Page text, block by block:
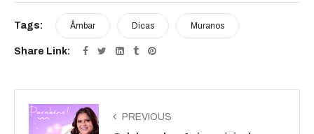
Tags: Âmbar Dicas Muranos
Share Link:
PREVIOUS